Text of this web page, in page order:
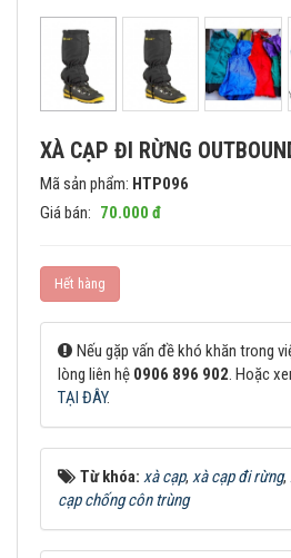
XÀ CẠP ĐI RỪNG
Mã sản phẩm: HTP096
Giá bán: 70.000 đ
Hết hàng
Nếu gặp vấn đề khó khăn trong
lòng liên hệ 0906 896 902. Hoặc
TẠI ĐÂY.
Từ khóa: xà cạp, xà cạp đi rừng,
cạp chống côn trùng